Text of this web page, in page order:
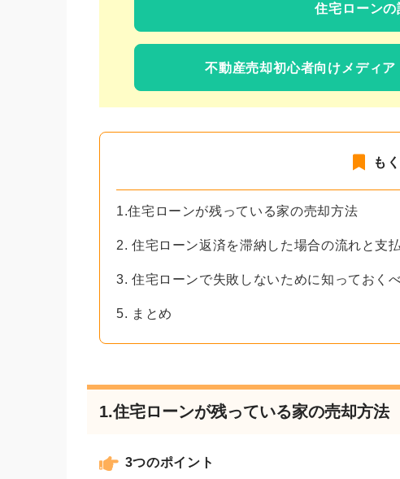
住宅ローン
不動産売却初心者向けメディア
も
1.住宅ローンが残っている家の売却方法
2. 住宅ローン返済を滞納した場合の流れと支
3. 住宅ローンで失敗しないために知っておく
5. まとめ
1.住宅ローンが残っている家の売却方法
3つのポイント